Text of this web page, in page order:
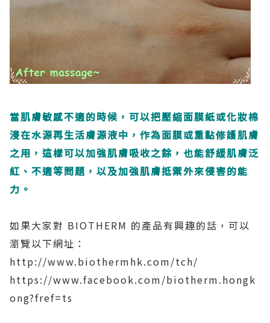
當肌膚敏感不適的時候，可以把壓縮面膜紙或化妝棉
浸在水源再生活膚源液中，作為面膜或重點修護肌膚
之用，這樣可以加強肌膚吸收之餘，也能舒緩肌膚泛
紅、不適等問題，以及加強肌膚抵禦外來侵害的能
力。
如果大家對 BIOTHERM 的產品有興趣的話，可以
瀏覽以下網址：
http://www.biothermhk.com/tch/
https://www.facebook.com/biotherm.hongk
ong?fref=ts